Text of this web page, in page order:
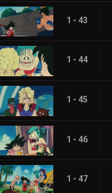
1 - 43
1 - 44
1 - 45
1 - 46
1 - 47